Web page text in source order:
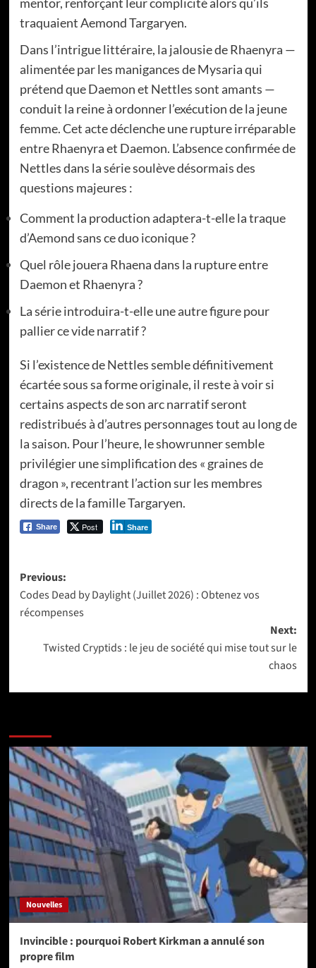
traquaient Aemond Targaryen.
Dans l’intrigue littéraire, la jalousie de Rhaenyra —
alimentée par les manigances de Mysaria qui
prétend que Daemon et Nettles sont amants —
conduit la reine à ordonner l’exécution de la jeune
femme. Cet acte déclenche une rupture irréparable
entre Rhaenyra et Daemon. L’absence confirmée de
Nettles dans la série soulève désormais des
questions majeures :
Comment la production adaptera-t-elle la traque
d’Aemond sans ce duo iconique ?
Quel rôle jouera Rhaena dans la rupture entre
Daemon et Rhaenyra ?
La série introduira-t-elle une autre figure pour
pallier ce vide narratif ?
Si l’existence de Nettles semble définitivement
écartée sous sa forme originale, il reste à voir si
certains aspects de son arc narratif seront
redistribués à d’autres personnages tout au long de
la saison. Pour l’heure, le showrunner semble
privilégier une simplification des « graines de
dragon », recentrant l’action sur les membres
directs de la famille Targaryen.
Share Post Share
Post
navigation
Previous:
Codes Dead by Daylight (Juillet 2026) : Obtenez vos
récompenses
Next:
Twisted Cryptids : le jeu de société qui mise tout sur le
chaos
Nouvelles
Invincible : pourquoi Robert Kirkman a annulé son
propre film